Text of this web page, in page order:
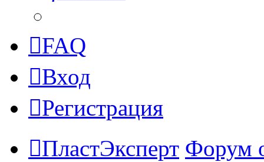
FAQ
Вход
Регистрация
ПластЭксперт Форум